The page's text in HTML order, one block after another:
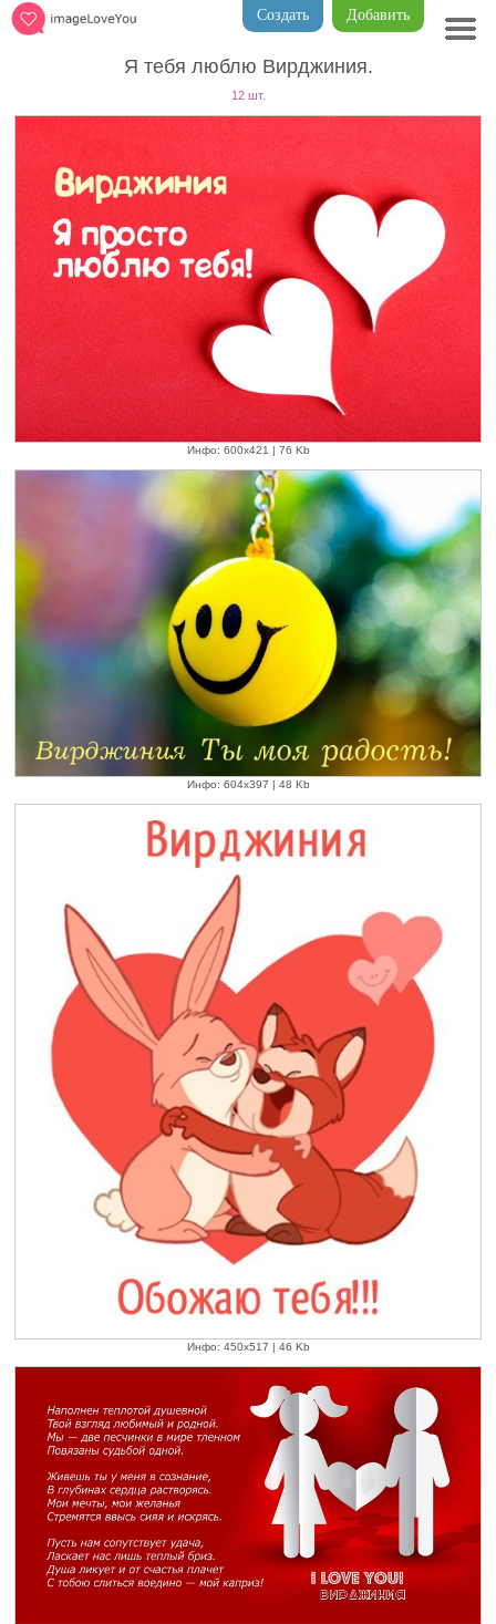
Добавить
Создать
Я тебя люблю Вирджиния.
12 шт.
Инфо: 600х421 | 76 Kb
Инфо: 604х397 | 48 Kb
Инфо: 450х517 | 46 Kb